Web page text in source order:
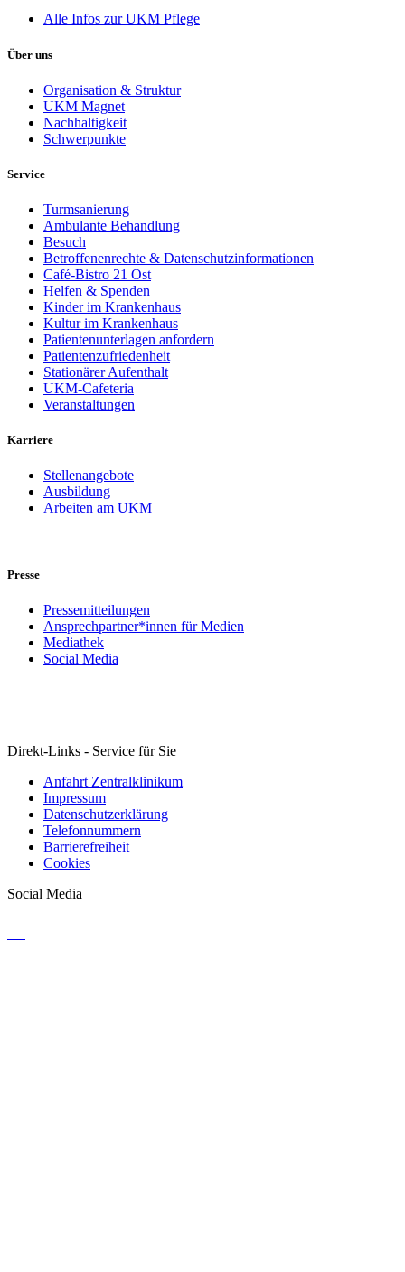
Alle Infos zur UKM Pflege
Über uns
Organisation & Struktur
UKM Magnet
Nachhaltigkeit
Schwerpunkte
Service
Turmsanierung
Ambulante Behandlung
Besuch
Betroffenenrechte & Datenschutzinformationen
Café-Bistro 21 Ost
Helfen & Spenden
Kinder im Krankenhaus
Kultur im Krankenhaus
Patientenunterlagen anfordern
Patientenzufriedenheit
Stationärer Aufenthalt
UKM-Cafeteria
Veranstaltungen
Karriere
Stellenangebote
Ausbildung
Arbeiten am UKM
Presse
Pressemitteilungen
Ansprechpartner*innen für Medien
Mediathek
Social Media
Direkt-Links - Service für Sie
Anfahrt Zentralklinikum
Impressum
Datenschutzerklärung
Telefonnummern
Barrierefreiheit
Cookies
Social Media